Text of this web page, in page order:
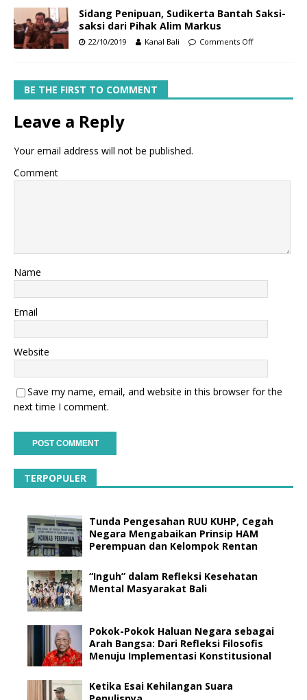
Sidang Penipuan, Sudikerta Bantah Saksi-
saksi dari Pihak Alim Markus
22/10/2019 Kanal Bali Comments Off
BE THE FIRST TO COMMENT
Leave a Reply
Your email address will not be published.
Comment
Name
Email
Website
Save my name, email, and website in this browser for the
next time I comment.
TERPOPULER
Tunda Pengesahan RUU KUHP, Cegah
Negara Mengabaikan Prinsip HAM
Perempuan dan Kelompok Rentan
“Inguh” dalam Refleksi Kesehatan
Mental Masyarakat Bali
Pokok-Pokok Haluan Negara sebagai
Arah Bangsa: Dari Refleksi Filosofis
Menuju Implementasi Konstitusional
Ketika Esai Kehilangan Suara